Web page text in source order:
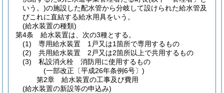
いう。)の施設した配水管から分岐して設けられた給水管及
びこれに直結する給水用具をいう。
(給水装置の種類)
第4条
給水装置は、次の3種とする。
(1)
専用給水装置 1戸又は1箇所で専用するもの
(2)
共用給水装置 2戸又は2箇所以上で共用するもの
(3)
私設消火栓 消防用に使用するもの
(一部改正〔平成26年条例6号〕)
第2章
給水装置の工事及び費用
(給水装置の新設等の申込み)